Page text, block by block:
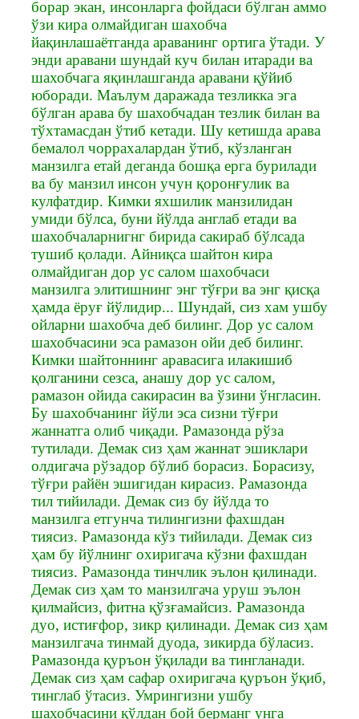
борар экан, инсонларга фойдаси бўлган аммо
ўзи кира олмайдиган шахобча
йақинлашаётганда араванинг ортига ўтади. У
энди аравани шундай куч билан итаради ва
шахобчага яқинлашганда аравани қўйиб
юборади. Маълум даражада тезликка эга
бўлган арава бу шахобчадан тезлик билан ва
тўхтамасдан ўтиб кетади. Шу кетишда арава
бемалол чоррахалардан ўтиб, кўзланган
манзилга етай деганда бошқа ерга бурилади
ва бу манзил инсон учун қоронғулик ва
кулфатдир. Кимки яхшилик манзилидан
умиди бўлса, буни йўлда англаб етади ва
шахобчаларнигнг бирида сакираб бўлсада
тушиб қолади. Айниқса шайтон кира
олмайдиган дор ус салом шахобчаси
манзилга элитишнинг энг тўғри ва энг қисқа
ҳамда ёруғ йўлидир... Шундай, сиз хам ушбу
ойларни шахобча деб билинг. Дор ус салом
шахобчасини эса рамазон ойи деб билинг.
Кимки шайтоннинг аравасига илакишиб
қолганини сезса, анашу дор ус салом,
рамазон ойида сакирасин ва ўзини ўнгласин.
Бу шахобчанинг йўли эса сизни тўғри
жаннатга олиб чиқади. Рамазонда рўза
тутилади. Демак сиз ҳам жаннат эшиклари
олдигача рўзадор бўлиб борасиз. Борасизу,
тўғри райён эшигидан кирасиз. Рамазонда
тил тийилади. Демак сиз бу йўлда то
манзилга етгунча тилингизни фахшдан
тиясиз. Рамазонда кўз тийилади. Демак сиз
ҳам бу йўлнинг охиригача кўзни фахшдан
тиясиз. Рамазонда тинчлик эълон қилинади.
Демак сиз ҳам то манзилгача уруш эълон
қилмайсиз, фитна қўзғамайсиз. Рамазонда
дуо, истиғфор, зикр қилинади. Демак сиз ҳам
манзилгача тинмай дуода, зикирда бўласиз.
Рамазонда қуръон ўқилади ва тингланади.
Демак сиз ҳам сафар охиригача қуръон ўқиб,
тинглаб ўтасиз. Умрингизни ушбу
шахобчасини қўлдан бой берманг унга